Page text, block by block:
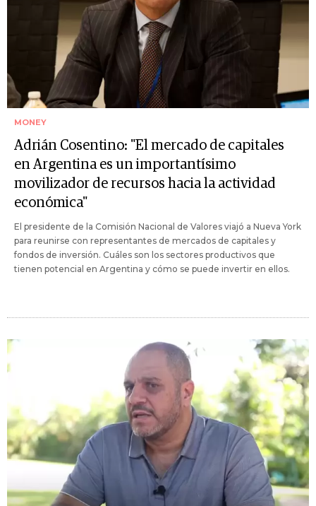
MONEY
Adrián Cosentino: "El mercado de capitales
en Argentina es un importantísimo
movilizador de recursos hacia la actividad
económica"
El presidente de la Comisión Nacional de Valores viajó a Nueva York
para reunirse con representantes de mercados de capitales y
fondos de inversión. Cuáles son los sectores productivos que
tienen potencial en Argentina y cómo se puede invertir en ellos.